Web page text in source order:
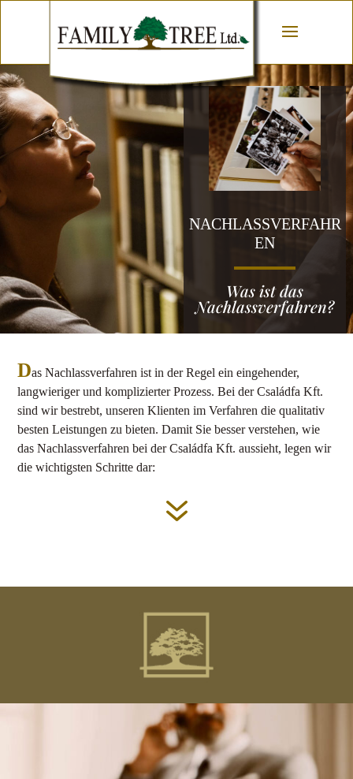
NACHLASSVERFAHR
EN
Was ist das
Nachlassverfahren?
Das Nachlassverfahren ist in der Regel ein eingehender,
langwieriger und komplizierter Prozess. Bei der Családfa Kft.
sind wir bestrebt, unseren Klienten im Verfahren die qualitativ
besten Leistungen zu bieten. Damit Sie besser verstehen, wie
das Nachlassverfahren bei der Családfa Kft. aussieht, legen wir
die wichtigsten Schritte dar:
7